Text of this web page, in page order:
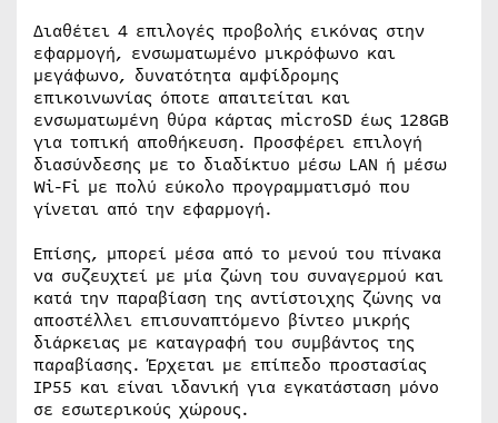
Διαθέτει 4 επιλογές προβολής εικόνας στην
εφαρμογή, ενσωματωμένο μικρόφωνο και
μεγάφωνο, δυνατότητα αμφίδρομης
επικοινωνίας όποτε απαιτείται και
ενσωματωμένη θύρα κάρτας microSD έως 128GB
για τοπική αποθήκευση. Προσφέρει επιλογή
διασύνδεσης με το διαδίκτυο μέσω LAN ή μέσω
Wi-Fi με πολύ εύκολο προγραμματισμό που
γίνεται από την εφαρμογή.
Επίσης, μπορεί μέσα από το μενού του πίνακα
να συζευχτεί με μία ζώνη του συναγερμού και
κατά την παραβίαση της αντίστοιχης ζώνης να
αποστέλλει επισυναπτόμενο βίντεο μικρής
διάρκειας με καταγραφή του συμβάντος της
παραβίασης. Έρχεται με επίπεδο προστασίας
ΙΡ55 και είναι ιδανική για εγκατάσταση μόνο
σε εσωτερικούς χώρους.